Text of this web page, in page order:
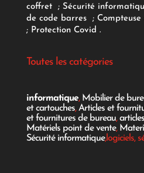
coffret ; Sécurité
de code barres
;
; Protection Covid .
Toutes les catégories
informatique, Mobilier de
et cartouches,Articles et
et fournitures de bureau,
Matériels point de vente,
Sécurité informatique,logiciels,